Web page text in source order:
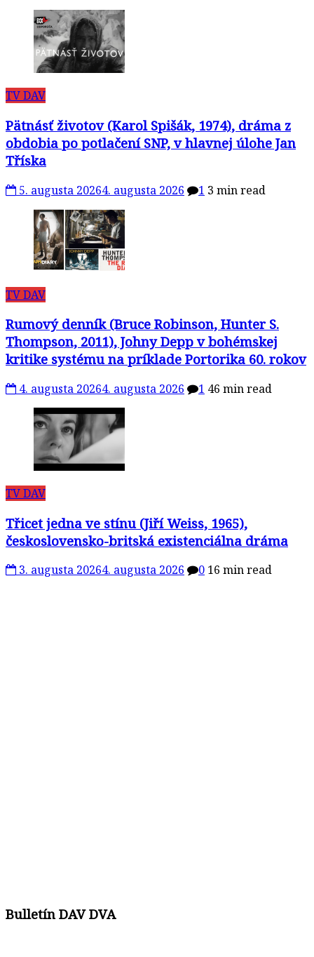
TV DAV
Pätnásť životov (Karol Spišák, 1974), dráma z
obdobia po potlačení SNP, v hlavnej úlohe Jan
Tříska
5. augusta 20264. augusta 2026 1 3 min read
TV DAV
Rumový denník (Bruce Robinson, Hunter S.
Thompson, 2011), Johny Depp v bohémskej
kritike systému na príklade Portorika 60. rokov
4. augusta 20264. augusta 2026 1 46 min read
TV DAV
Třicet jedna ve stínu (Jiří Weiss, 1965),
československo-britská existenciálna dráma
3. augusta 20264. augusta 2026 0 16 min read
Bulletín DAV DVA